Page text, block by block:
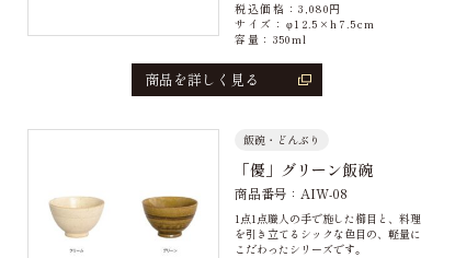
税込価格：3,080円
サイズ：φ12.5×h7.5cm
容量：350ml
商品を詳しく見る
飯碗・どんぶり
「優」グリーン飯碗
商品番号：AIW-08
1点1点職人の手で施した櫛目と、料理
を引き立てるシックな色目の、軽量に
こだわったシリーズです。